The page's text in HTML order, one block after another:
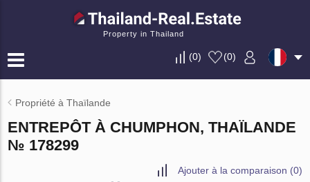
Property in Thailand
(0) (0)
Propriété à Thaïlande
ENTREPÔT À CHUMPHON, THAÏLANDE
№ 178299
Ajouter à la comparaison (0)